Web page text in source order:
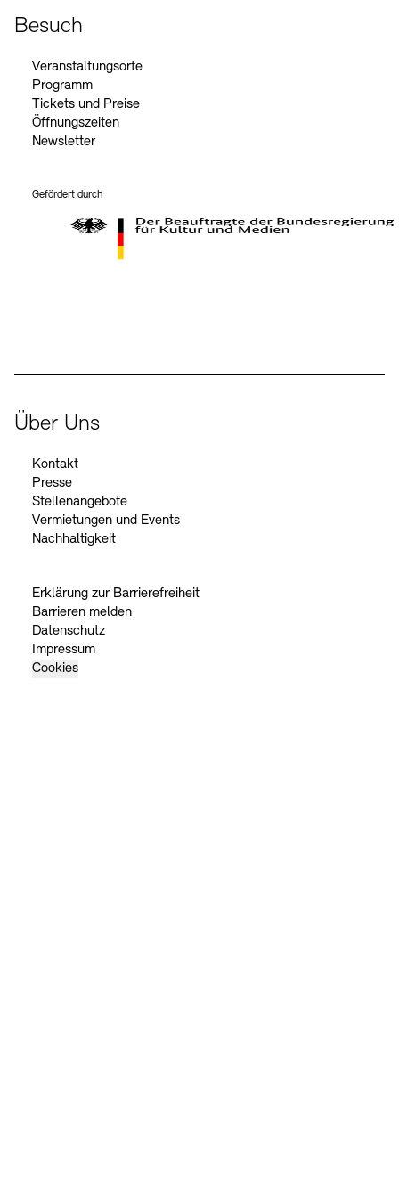
Besuch
Veranstaltungsorte
Programm
Tickets und Preise
Öffnungszeiten
Newsletter
Gefördert durch
Über Uns
Kontakt
Presse
Stellenangebote
Vermietungen und Events
Nachhaltigkeit
Erklärung zur Barrierefreiheit
Barrieren melden
Datenschutz
Impressum
Cookies